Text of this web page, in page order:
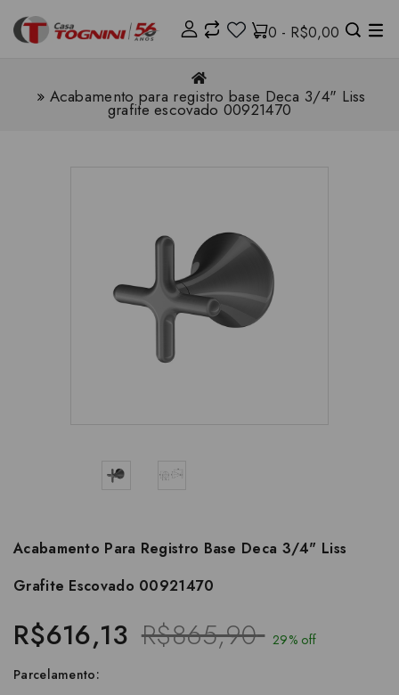
0 - R$0,00
Acabamento para registro base Deca 3/4" Liss
grafite escovado 00921470
Acabamento Para Registro Base Deca 3/4" Liss
Grafite Escovado 00921470
R$616,13 R$865,90 29% off
Parcelamento: